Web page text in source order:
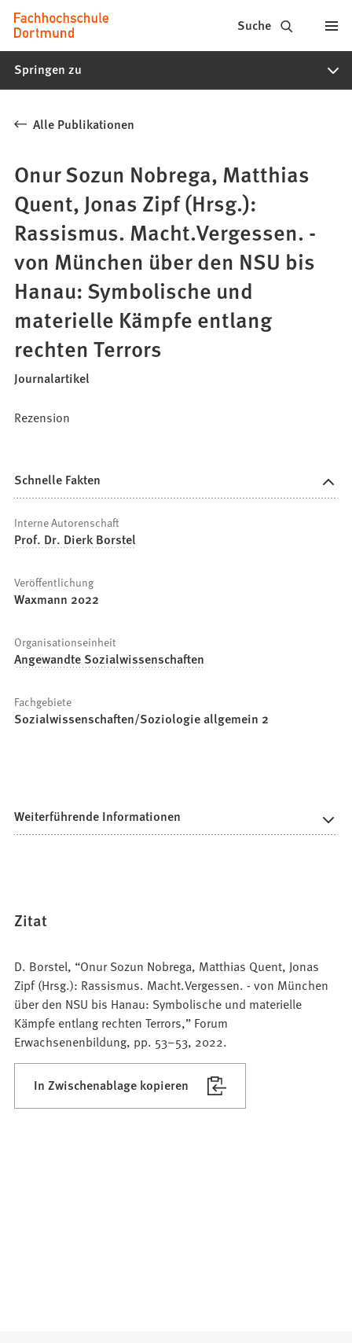
Inhalt anspringen
Fachhochschule
Dortmund
-
Studiengänge,
Bewerbung
Suche
Springen zu
Alle Publikationen
Onur Sozun Nobrega, Matthias
Quent, Jonas Zipf (Hrsg.):
Rassismus. Macht.Vergessen. -
von München über den NSU bis
Hanau: Symbolische und
materielle Kämpfe entlang
rechten Terrors
Journalartikel
Rezension
Schnelle Fakten
Interne Autorenschaft
Prof. Dr. Dierk Borstel
Veröffentlichung
Waxmann 2022
Organisationseinheit
Angewandte Sozialwissenschaften
Fachgebiete
Sozialwissenschaften/Soziologie allgemein 2
Weiterführende Informationen
Zitat
D. Borstel, “Onur Sozun Nobrega, Matthias Quent, Jonas
Zipf (Hrsg.): Rassismus. Macht.Vergessen. - von München
über den NSU bis Hanau: Symbolische und materielle
Kämpfe entlang rechten Terrors,” Forum
Erwachsenenbildung, pp. 53–53, 2022.
In Zwischenablage kopieren